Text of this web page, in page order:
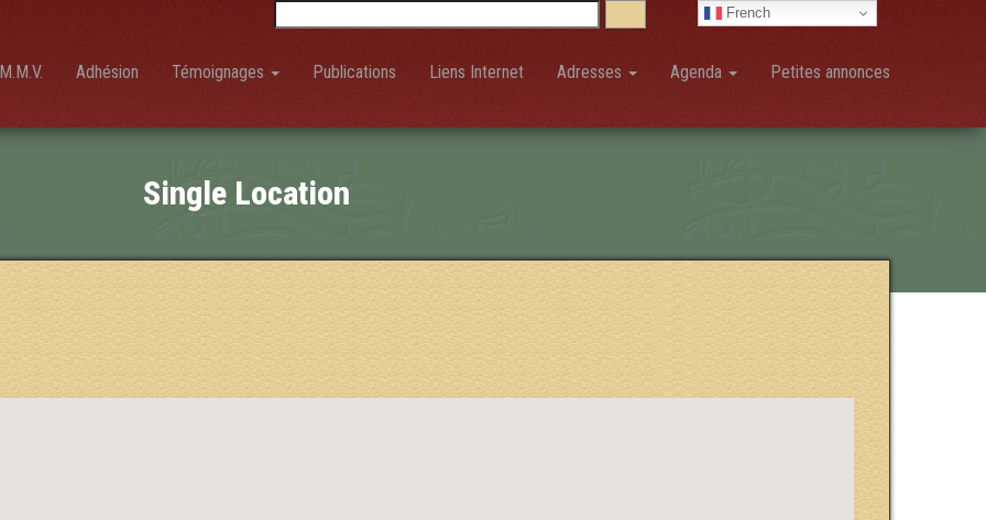
French
Adhésion Témoignages Publications Liens Internet Adresses Agenda Petites annonces
Single Location